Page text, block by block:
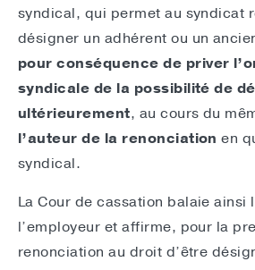
syndical, qui permet au syndicat
désigner un adhérent ou un
pour conséquence de priver
syndicale de la possibilité de
ultérieurement, au cours du
l’auteur de la renonciation en
syndical.
La Cour de cassation balaie ainsi
l’employeur et affirme, pour la
renonciation au droit d’être